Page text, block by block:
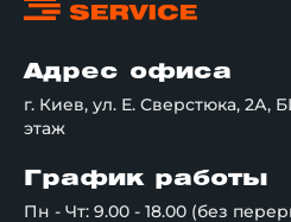
Адрес офиса
г. Киев, ул. Е. Сверстюка,
этаж
График работы
Пн - Чт: 9.00 - 18.00 (без